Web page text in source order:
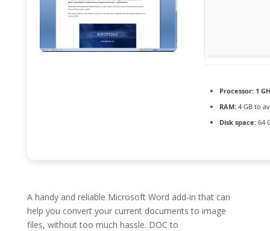
Processor:1
RAM:4 GB to
Disk space:64
A handy and reliable Microsoft Word add-in that can
help you convert your current documents to image
files, without too much hassle. DOC to